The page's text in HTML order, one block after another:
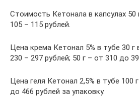
Стоимость Кетонала в капсулах
105 – 115 рублей.
Цена крема Кетонал 5% в тубе 30 г
230 – 297 рублей; 50 г – от 310 до
Цена геля Кетонал 2,5% в тубе 100
до 466 рублей за упаковку.